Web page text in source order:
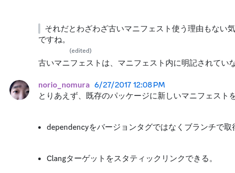
それだとわざわざ古いマニフェスト使う理由もない
ですね。
(edited)
古いマニフェストは、マニフェスト内に明記されてい
norio_nomura 6/27/2017 12:08 PM
とりあえず、既存のパッケージに新しいマニフェス
dependencyをバージョンタグではなくブランチで取
Clangターゲットをスタティックリンクできる。